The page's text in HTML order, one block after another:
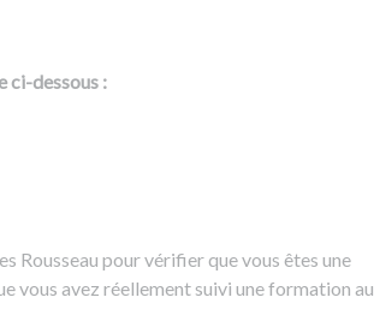
ci-dessous :
Rousseau pour vérifier que vous êtes une
vous avez réellement suivi une formation au